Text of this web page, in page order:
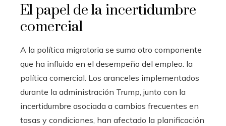
El papel de la incertidumbre
comercial
A la política migratoria se suma otro componente
que ha influido en el desempeño del empleo: la
política comercial. Los aranceles implementados
durante la administración Trump, junto con la
incertidumbre asociada a cambios frecuentes en
tasas y condiciones, han afectado la planificación